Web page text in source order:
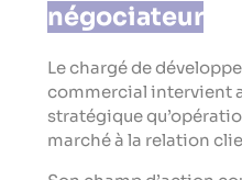
négociateur
Le chargé de
commercial intervient
stratégique
marché à la relation